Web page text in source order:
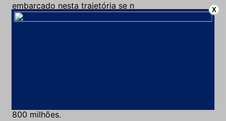
embarcado nesta trajetória se n
ão estivéssemos confiantes."
800 milhões.
X